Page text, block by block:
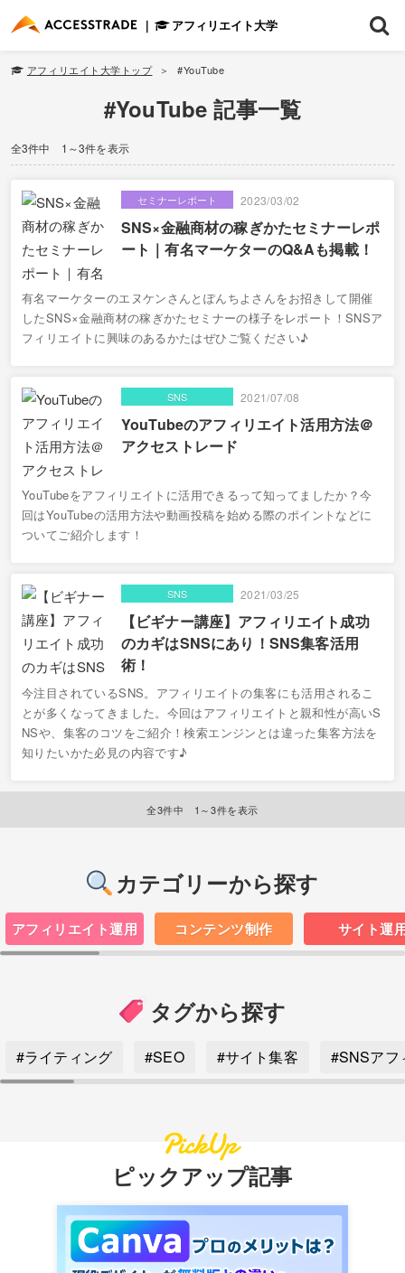
アフィリエイト大学
アフィリエイト大学トップ #YouTube
#YouTube 記事一覧
全3件中 1～3件を表示
セミナーレポート 2023/03/02
SNS×金融商材の稼ぎかたセミナーレポ
ート｜有名マーケターのQ&Aも掲載！
有名マーケターのエヌケンさんとぽんちよさんをお招きして開催
したSNS×金融商材の稼ぎかたセミナーの様子をレポート！SNSア
フィリエイトに興味のあるかたはぜひご覧ください♪
SNS 2021/07/08
YouTubeのアフィリエイト活用方法＠
アクセストレード
YouTubeをアフィリエイトに活用できるって知ってましたか？今
回はYouTubeの活用方法や動画投稿を始める際のポイントなどに
ついてご紹介します！
SNS 2021/03/25
【ビギナー講座】アフィリエイト成功
のカギはSNSにあり！SNS集客活用
術！
今注目されているSNS。アフィリエイトの集客にも活用されるこ
とが多くなってきました。今回はアフィリエイトと親和性が高いS
NSや、集客のコツをご紹介！検索エンジンとは違った集客方法を
知りたいかた必見の内容です♪
全3件中 1～3件を表示
カテゴリーから探す
アフィリエイト運用 コンテンツ制作 サイト運
タグから探す
#ライティング #SEO #サイト集客 #SNSアフ
ピックアップ記事